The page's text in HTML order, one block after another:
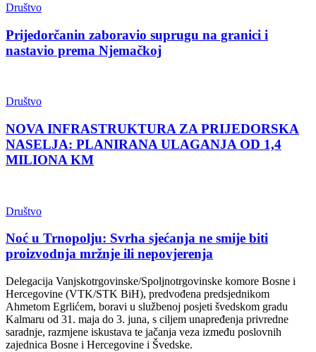
Društvo
Prijedorčanin zaboravio suprugu na granici i
nastavio prema Njemačkoj
Društvo
NOVA INFRASTRUKTURA ZA PRIJEDORSKA
NASELJA: PLANIRANA ULAGANJA OD 1,4
MILIONA KM
Društvo
Noć u Trnopolju: Svrha sjećanja ne smije biti
proizvodnja mržnje ili nepovjerenja
Delegacija Vanjskotrgovinske/Spoljnotrgovinske komore Bosne i
Hercegovine (VTK/STK BiH), predvođena predsjednikom
Ahmetom Egrlićem, boravi u službenoj posjeti švedskom gradu
Kalmaru od 31. maja do 3. juna, s ciljem unapređenja privredne
saradnje, razmjene iskustava te jačanja veza između poslovnih
zajednica Bosne i Hercegovine i Švedske.